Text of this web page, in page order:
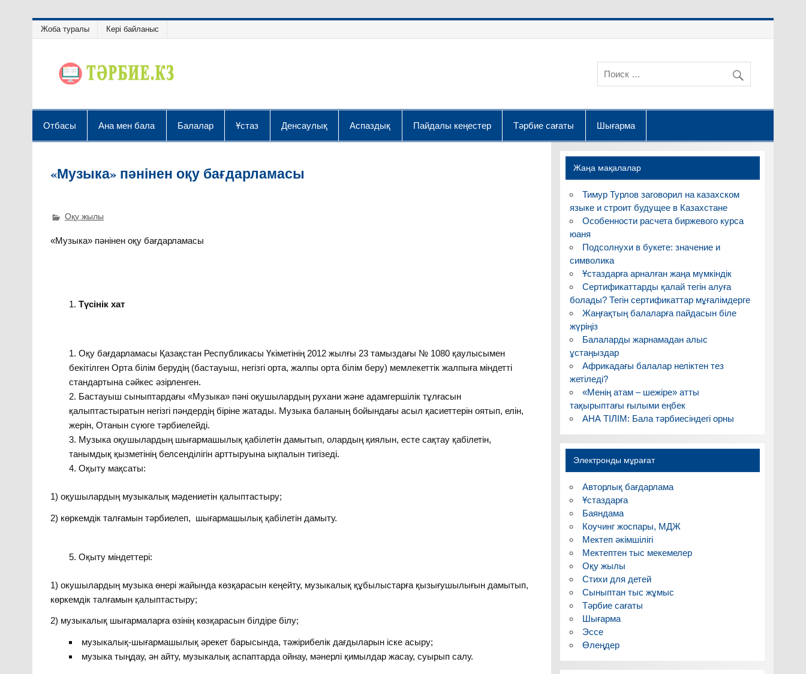
Жоба туралы Кері байланыс
Отбасы Ана мен бала Балалар Ұстаз Денсаулық Аспаздық Пайдалы кеңестер Тәрбие сағаты Шығарма
«Музыка» пәнінен оқу бағдарламасы
Оқу жылы
«Музыка» пәнінен оқу бағдарламасы
Түсінік хат
Оқу бағдарламасы Қазақстан Республикасы Үкіметінің 2012 жылғы 23 тамыздағы № 1080 қаулысымен
бекітілген Орта білім берудің (бастауыш, негізгі орта, жалпы орта білім беру) мемлекеттік жалпыға міндетті
стандартына сәйкес әзірленген.
Бастауыш сыныптардағы «Музыка» пәні оқушылардың рухани және адамгершілік тұлғасын
қалыптастыратын негізгі пәндердің біріне жатады. Музыка баланың бойындағы асыл қасиеттерін оятып, елін,
жерін, Отанын сүюге тәрбиелейді.
Музыка оқушылардың шығармашылық қабілетін дамытып, олардың қиялын, есте сақтау қабілетін,
танымдық қызметінің белсенділігін арттыруына ықпалын тигізеді.
Оқыту мақсаты:
1) оқушылардың музыкалық мәдениетін қалыптастыру;
2) көркемдік талғамын тәрбиелеп, шығармашылық қабілетін дамыту.
Оқыту міндеттері:
1) окушылардың музыка өнері жайында көзқарасын кеңейту, музыкалық құбылыстарға қызығушылығын дамытып,
көркемдік талғамын қалыптастыру;
2) музыкалық шығармаларға өзінің көзқарасын білдіре білу;
музыкалық-шығармашылық әрекет барысында, тәжірибелік дағдыларын іске асыру;
музыка тыңдау, ән айту, музыкалық аспаптарда ойнау, мәнерлі қимылдар жасау, суырып салу.
Жаңа мақалалар
Тимур Турлов заговорил на казахском
языке и строит будущее в Казахстане
Особенности расчета биржевого курса
юаня
Подсолнухи в букете: значение и
символика
Ұстаздарға арналған жаңа мүмкіндік
Сертификаттарды қалай тегін алуға
болады? Тегін сертификаттар мұғалімдерге
Жаңғақтың балаларға пайдасын біле
жүріңіз
Балаларды жарнамадан алыс
ұстаңыздар
Африкадағы балалар неліктен тез
жетіледі?
«Менің атам – шежіре» атты
тақырыптағы ғылыми еңбек
АНА ТІЛІМ: Бала тәрбиесіндегі орны
Электронды мұрағат
Авторлық бағдарлама
Ұстаздарға
Баяндама
Коучинг жоспары, МДЖ
Мектеп әкімшілігі
Мектептен тыс мекемелер
Оқу жылы
Стихи для детей
Сыныптан тыс жұмыс
Тәрбие сағаты
Шығарма
Эссе
Өлеңдер